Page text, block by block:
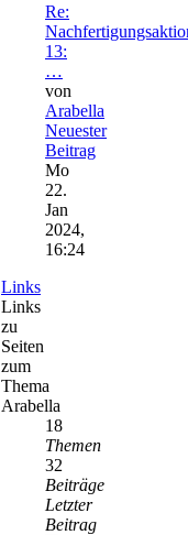
Re:
13:
…
von
Arabella
Neuester
Beitrag
Mo
22.
Jan
2024,
16:24
Links
Links
zu
Seiten
zum
Thema
Arabella
18
Themen
32
Beiträge
Letzter
Beitrag